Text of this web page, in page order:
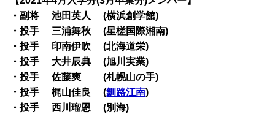
・副将 池田英人 (横浜創学館)
・投手 三浦舞秋 (星槎国際湘南)
・投手 印南伊吹 (北海道栄)
・投手 大井辰典 (旭川実業)
・投手 佐藤爽 (札幌山の手)
・投手 梶山佳良 (釧路江南)
・投手 西川瑠恩 (別海)